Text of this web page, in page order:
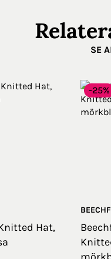
SE
Hat,
-25%